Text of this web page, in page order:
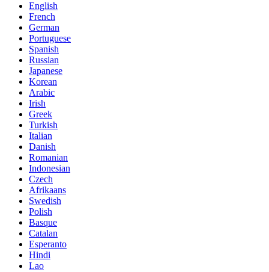
English
French
German
Portuguese
Spanish
Russian
Japanese
Korean
Arabic
Irish
Greek
Turkish
Italian
Danish
Romanian
Indonesian
Czech
Afrikaans
Swedish
Polish
Basque
Catalan
Esperanto
Hindi
Lao